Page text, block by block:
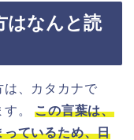
はなんと読
は、カタカナで
す。この言葉は、
ているため、日